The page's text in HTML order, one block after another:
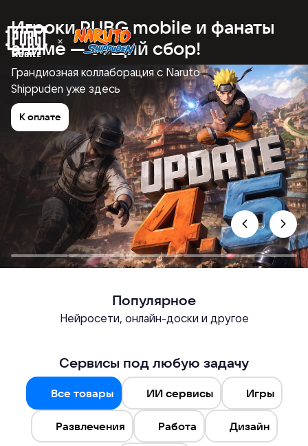
Игроки PUBG mobile и фанаты
аниме — общий сбор!
Грандиозная коллаборация с Naruto
Shippuden уже здесь
К оплате
Популярное
Нейросети, онлайн-доски и другое
Сервисы под любую задачу
Все товары ИИ сервисы Игры
Развлечения Работа Дизайн